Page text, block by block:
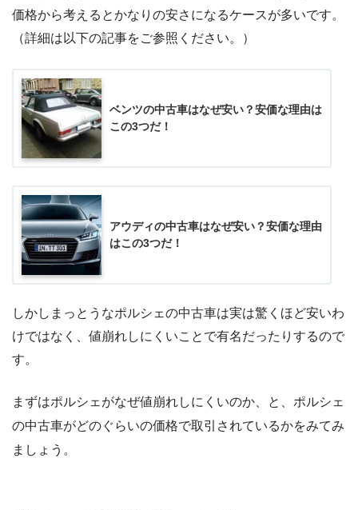
価格から考えるとかなりの安さになるケースが多いです。
（詳細は以下の記事をご参照ください。）
ベンツの中古車はなぜ安い？安価な理由は
この3つだ！
アウディの中古車はなぜ安い？安価な理由
はこの3つだ！
しかしまっとうなポルシェの中古車は実は驚くほど安いわ
けではなく、値崩れしにくいことで有名だったりするので
す。
まずはポルシェがなぜ値崩れしにくいのか、と、ポルシェ
の中古車がどのぐらいの価格で取引されているかをみてみ
ましょう。